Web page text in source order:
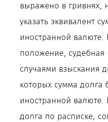
выражено в гривнях,
указать эквивалент
иностранной валюте.
положение, судебная
случаями взыскания
которых сумма долга
иностранной валюте.
долга по расписке,